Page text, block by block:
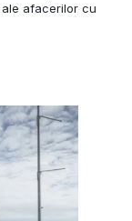
afacerilor cu